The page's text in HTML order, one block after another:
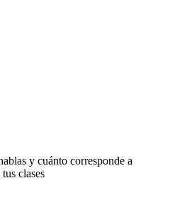
y cuánto corresponde a
clases